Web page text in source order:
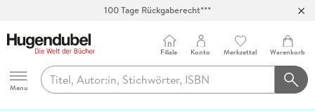
Hugendubel
Menu
Filiale Konto Merkzettel Warenkorb